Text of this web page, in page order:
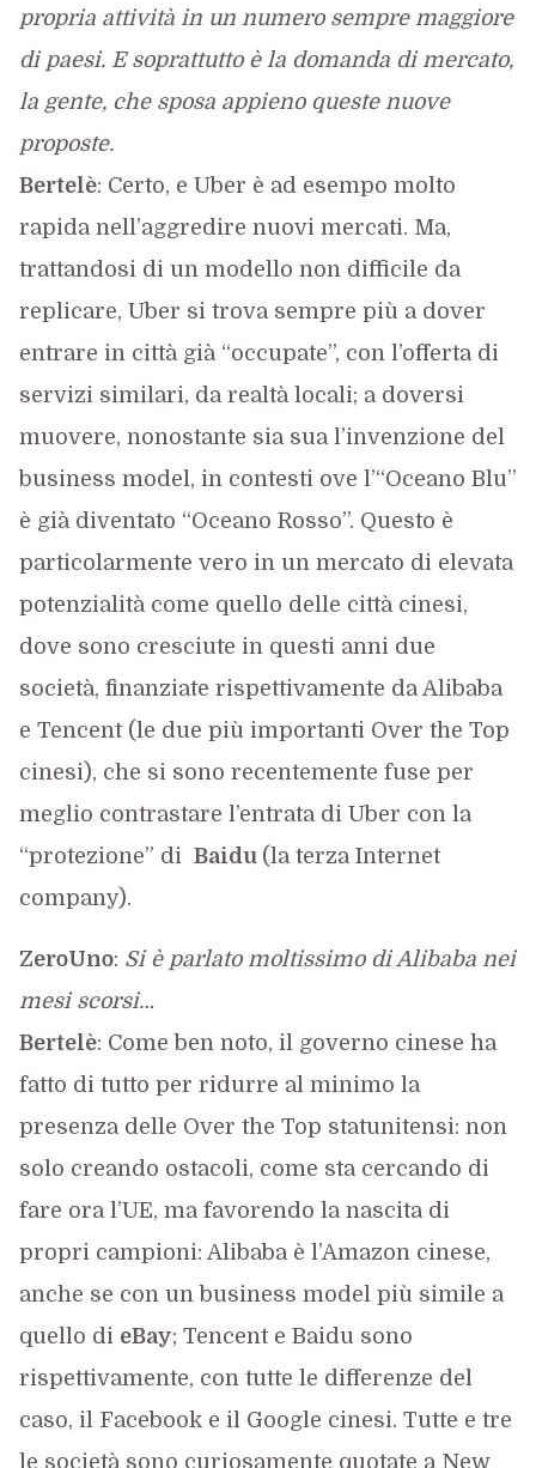
propria attività in un numero sempre maggiore
di paesi. E soprattutto è la domanda di mercato,
la gente, che sposa appieno queste nuove
proposte.
Bertelè: Certo, e Uber è ad esempo molto
rapida nell’aggredire nuovi mercati. Ma,
trattandosi di un modello non difficile da
replicare, Uber si trova sempre più a dover
entrare in città già “occupate”, con l’offerta di
servizi similari, da realtà locali; a doversi
muovere, nonostante sia sua l’invenzione del
business model, in contesti ove l’“Oceano Blu”
è già diventato “Oceano Rosso”. Questo è
particolarmente vero in un mercato di elevata
potenzialità come quello delle città cinesi,
dove sono cresciute in questi anni due
società, finanziate rispettivamente da Alibaba
e Tencent (le due più importanti Over the Top
cinesi), che si sono recentemente fuse per
meglio contrastare l’entrata di Uber con la
“protezione” di Baidu (la terza Internet
company).
ZeroUno: Si è parlato moltissimo di Alibaba nei
mesi scorsi…
Bertelè: Come ben noto, il governo cinese ha
fatto di tutto per ridurre al minimo la
presenza delle Over the Top statunitensi: non
solo creando ostacoli, come sta cercando di
fare ora l’UE, ma favorendo la nascita di
propri campioni: Alibaba è l’Amazon cinese,
anche se con un business model più simile a
quello di eBay; Tencent e Baidu sono
rispettivamente, con tutte le differenze del
caso, il Facebook e il Google cinesi. Tutte e tre
le società sono curiosamente quotate a New